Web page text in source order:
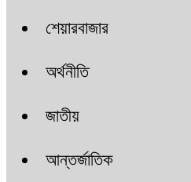
শেয়ারবাজার
অর্থনীতি
জাতীয়
আন্তর্জাতিক